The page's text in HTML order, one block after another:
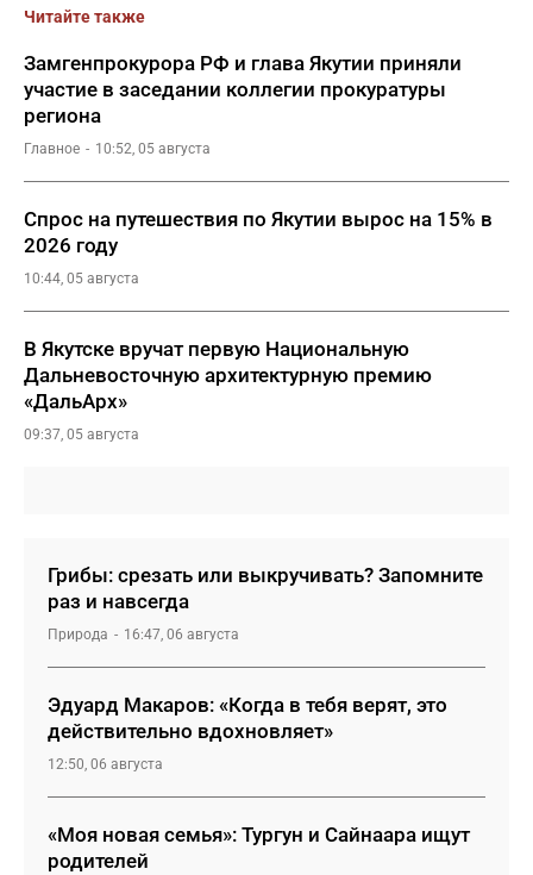
Читайте также
Замгенпрокурора РФ и глава Якутии приняли
участие в заседании коллегии прокуратуры
региона
Главное 10:52, 05 августа
Спрос на путешествия по Якутии вырос на 15% в
2026 году
10:44, 05 августа
В Якутске вручат первую Национальную
Дальневосточную архитектурную премию
«ДальАрх»
09:37, 05 августа
Грибы: срезать или выкручивать? Запомните
раз и навсегда
Природа 16:47, 06 августа
Эдуард Макаров: «Когда в тебя верят, это
действительно вдохновляет»
12:50, 06 августа
«Моя новая семья»: Тургун и Сайнаара ищут
родителей